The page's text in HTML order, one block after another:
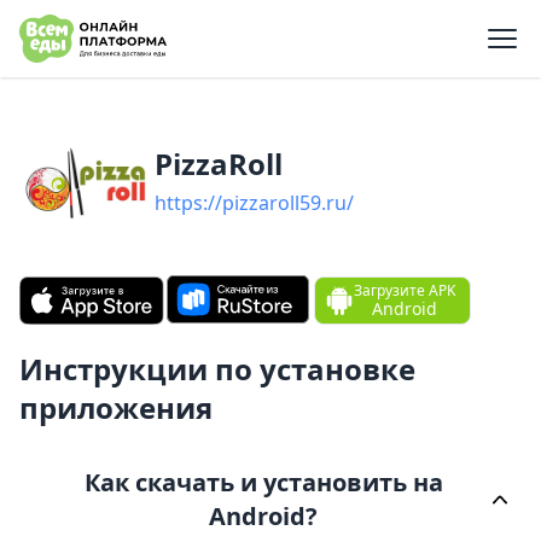
PizzaRoll
https://pizzaroll59.ru/
Загрузите APK
Android
Инструкции по установке
приложения
Как скачать и установить на
Android?
menu